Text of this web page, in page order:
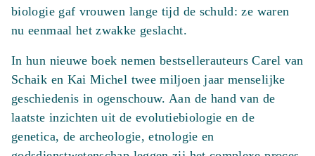
biologie gaf vrouwen lange tijd de schuld: ze waren
nu eenmaal het zwakke geslacht.
In hun nieuwe boek nemen bestsellerauteurs Carel van
Schaik en Kai Michel twee miljoen jaar menselijke
geschiedenis in ogenschouw. Aan de hand van de
laatste inzichten uit de evolutiebiologie en de
genetica, de archeologie, etnologie en